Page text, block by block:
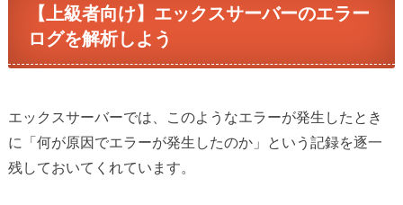
【上級者向け】エックスサーバーのエラー
ログを解析しよう
エックスサーバーでは、このようなエラーが発生したとき
に「何が原因でエラーが発生したのか」という記録を逐一
残しておいてくれています。